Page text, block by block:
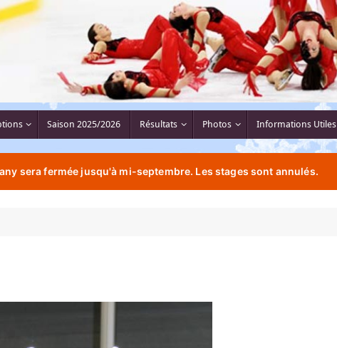
Saison 2025/2026 Résultats Photos Informations Utiles
sera fermée jusqu'à mi-septembre. Les stages sont annulés.